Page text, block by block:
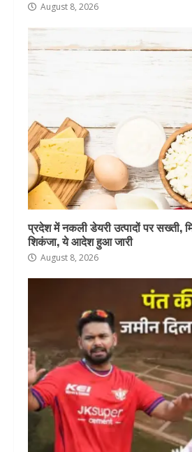
August 8, 2026
प्रदेश में नकली डेयरी उत्पादों पर सख्ती,
शिकंजा, ये आदेश हुआ जारी
August 8, 2026